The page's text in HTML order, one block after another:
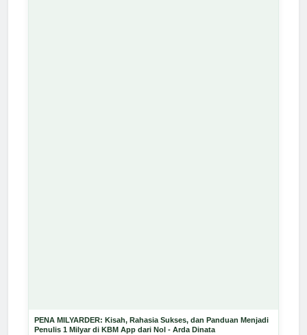
PENA MILYARDER: Kisah, Rahasia Sukses, dan Panduan Menjadi
Penulis 1 Milyar di KBM App dari Nol - Arda Dinata